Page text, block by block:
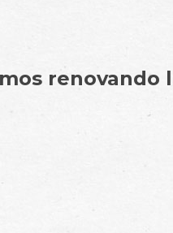
renovando